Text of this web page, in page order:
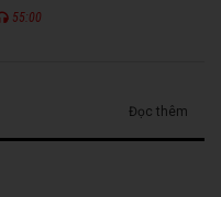
55:00
Đọc thêm